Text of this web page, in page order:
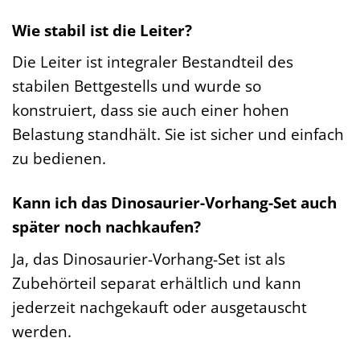
Wie stabil ist die Leiter?
Die Leiter ist integraler Bestandteil des
stabilen Bettgestells und wurde so
konstruiert, dass sie auch einer hohen
Belastung standhält. Sie ist sicher und einfach
zu bedienen.
Kann ich das Dinosaurier-Vorhang-Set auch
später noch nachkaufen?
Ja, das Dinosaurier-Vorhang-Set ist als
Zubehörteil separat erhältlich und kann
jederzeit nachgekauft oder ausgetauscht
werden.